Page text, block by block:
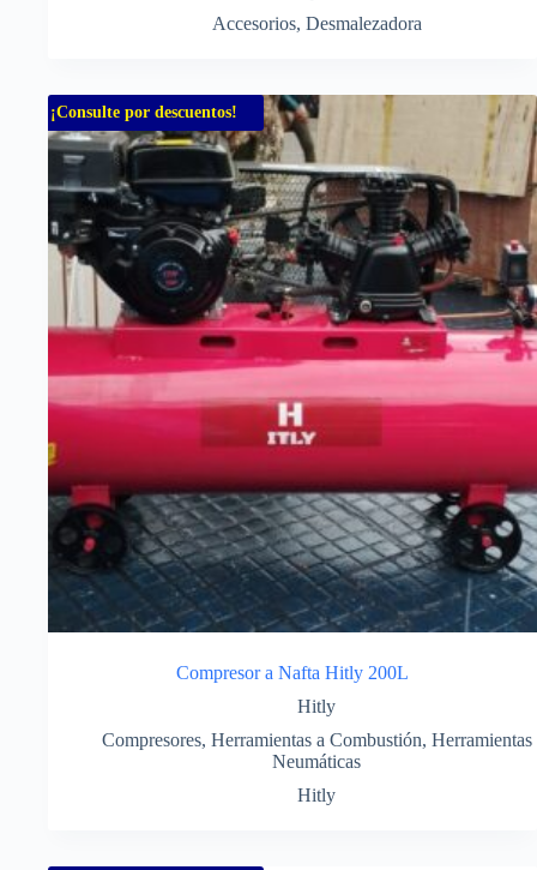
Accesorios, Desmalezadora
¡Consulte por descuentos!
Compresor a Nafta Hitly 200L
Hitly
Compresores, Herramientas a Combustión, Herramientas
Neumáticas
Hitly